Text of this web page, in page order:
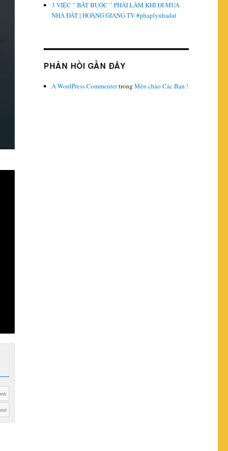
3 VIỆC ” BẮT BUỘC ” PHẢI LÀM KHI ĐI MUA
NHÀ ĐẤT | HOÀNG GIANG TV #phaplynhadat
PHẢN HỒI GẦN ĐÂY
A WordPress CommentertrongMến chào Các Bạn !